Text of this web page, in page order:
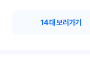
14대 보러가기